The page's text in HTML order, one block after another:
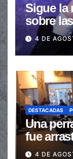
Sigue la
sobre
de las
4 DE
DESTACADAS
Una
fue
en la
4 DE